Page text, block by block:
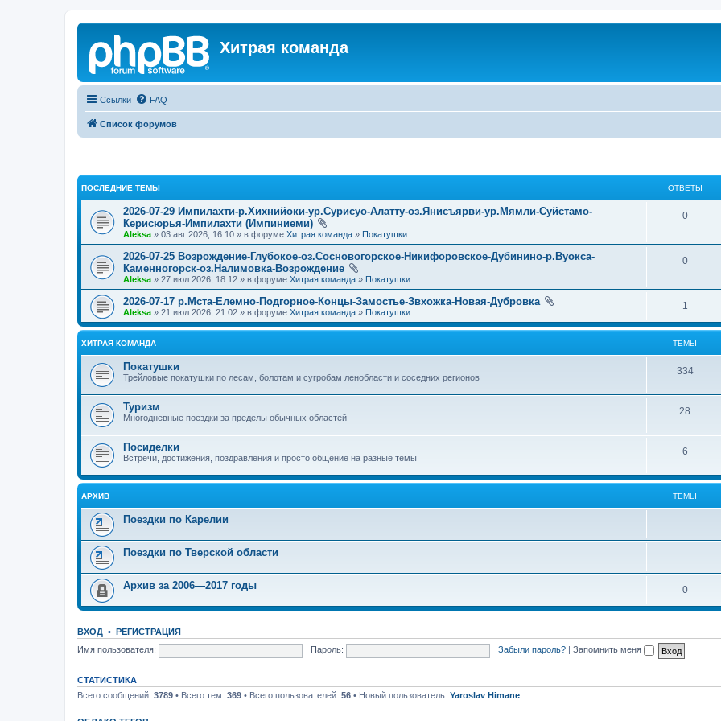
Хитрая команда
Ссылки FAQ
Список форумов
ПОСЛЕДНИЕ ТЕМЫ ОТВЕТЫ
2026-07-29 Импилахти-р.Хихнийоки-ур.Сурисуо-Алатту-оз.Янисъярви-ур.Мямли-Суйстамо-
Керисюрья-Импилахти (Импиниеми)
Aleksa » 03 авг 2026, 16:10 » в форуме Хитрая команда » Покатушки
0
2026-07-25 Возрождение-Глубокое-оз.Сосновогорское-Никифоровское-Дубинино-р.Вуокса-
Каменногорск-оз.Налимовка-Возрождение
Aleksa » 27 июл 2026, 18:12 » в форуме Хитрая команда » Покатушки
0
2026-07-17 р.Мста-Елемно-Подгорное-Концы-Замостье-Звхожка-Новая-Дубровка
Aleksa » 21 июл 2026, 21:02 » в форуме Хитрая команда » Покатушки
1
ХИТРАЯ КОМАНДА ТЕМЫ
Покатушки
Трейловые покатушки по лесам, болотам и сугробам ленобласти и соседних регионов
334
Туризм
Многодневные поездки за пределы обычных областей
28
Посиделки
Встречи, достижения, поздравления и просто общение на разные темы
6
АРХИВ ТЕМЫ
Поездки по Карелии
Поездки по Тверской области
Архив за 2006—2017 годы 0
ВХОД • РЕГИСТРАЦИЯ
Имя пользователя:
Пароль: Забыли пароль? Запомнить меня
СТАТИСТИКА
Всего сообщений: 3789 • Всего тем: 369 • Всего пользователей: 56 • Новый пользователь: Yaroslav Himane